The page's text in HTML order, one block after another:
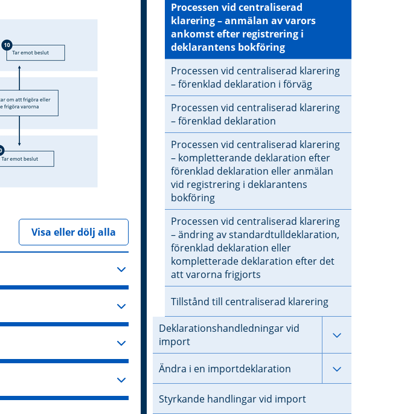
Förstora bilden
Visa eller dölj alla
Processen vid centraliserad
klarering – anmälan av varors
ankomst efter registrering i
deklarantens bokföring
Processen vid centraliserad klarering
– förenklad deklaration i förväg
Processen vid centraliserad klarering
– förenklad deklaration
Processen vid centraliserad klarering
– kompletterande deklaration efter
förenklad deklaration eller anmälan
vid registrering i deklarantens
bokföring
Processen vid centraliserad klarering
– ändring av standardtulldeklaration,
förenklad deklaration eller
kompletterade deklaration efter det
att varorna frigjorts
Tillstånd till centraliserad klarering
Deklarationshandledningar vid
import
Ändra i en importdeklaration
Styrkande handlingar vid import